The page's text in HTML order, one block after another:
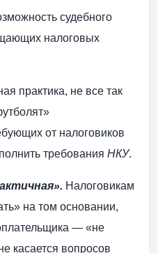
судебного
налоговых
практика, не все так
от налоговиков
требования НКУ.
Налоговикам
на том основании,
— «не
касается вопросов